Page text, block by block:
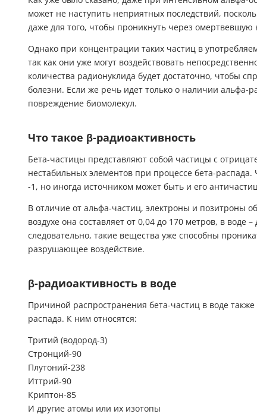
может не наступить неприятных последствий,
даже для того, чтобы проникнуть через омертвевшую
Однако при концентрации таких частиц в
так как они уже могут воздействовать
количества радионуклида будет достаточно, чтобы
болезни. Если же речь идет только о наличии альфа-
повреждение биомолекул.
Что такое β-радиоактивность
Бета-частицы представляют собой частицы с
нестабильных элементов при процессе бета-
-1, но иногда источником может быть и его
В отличие от альфа-частиц, электроны и позитроны
воздухе она составляет от 0,04 до 170 метров, в воде
следовательно, такие вещества уже способны
разрушающее воздействие.
β-радиоактивность в воде
Причиной распространения бета-частиц в воде
распада. К ним относятся:
Тритий (водород-3)
Стронций-90
Плутоний-238
Иттрий-90
Криптон-85
И другие атомы или их изотопы